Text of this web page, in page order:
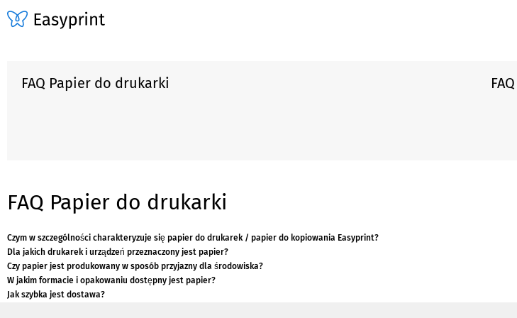
FAQ Papier do drukarki
FAQ Papier do drukarki
Czym w szczególności charakteryzuje się papier do drukarek / papier do kopiowania Easyprint?
Dla jakich drukarek i urządzeń przeznaczony jest papier?
Czy papier jest produkowany w sposób przyjazny dla środowiska?
W jakim formacie i opakowaniu dostępny jest papier?
Jak szybka jest dostawa?